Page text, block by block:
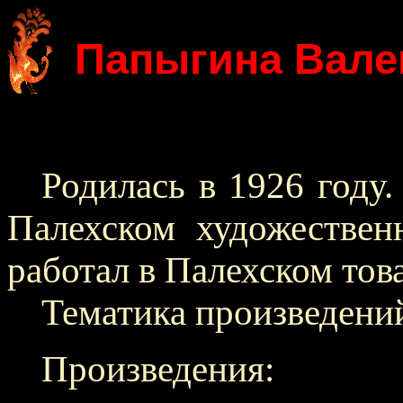
Папыгина
Родилась в 1926
Палехском
работал в Палехском
Тематика
Произведения: